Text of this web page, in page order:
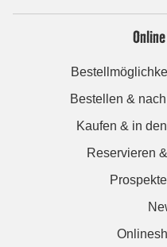
Bestellen &
Kaufen & in
Reservieren